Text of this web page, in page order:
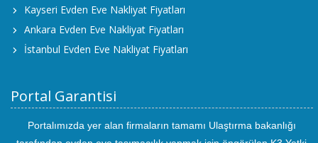
Kayseri Evden Eve Nakliyat Fiyatları
Ankara Evden Eve Nakliyat Fiyatları
İstanbul Evden Eve Nakliyat Fiyatları
Portal Garantisi
Portalımızda yer alan firmaların tamamı Ulaştırma bakanlığı